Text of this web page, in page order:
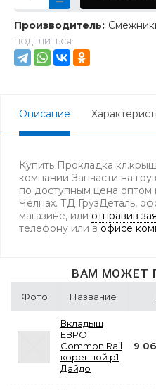
Производитель:
ПОДЕЛИТЬСЯ:
Описание
Купить Прокладка
компании Запчасти на
по доступным цена
Челнах. ТД ГрузДеталь,
магазине, или отправив
телефону или в офисе
ВАМ МОЖЕТ
Фото Название
Вкладыш
ЕВРО
Common Rail
коренной р1
Дайдо
9